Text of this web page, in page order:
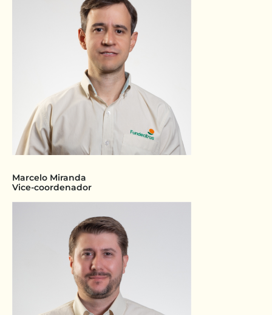
Marcelo Miranda
Vice-coordenador